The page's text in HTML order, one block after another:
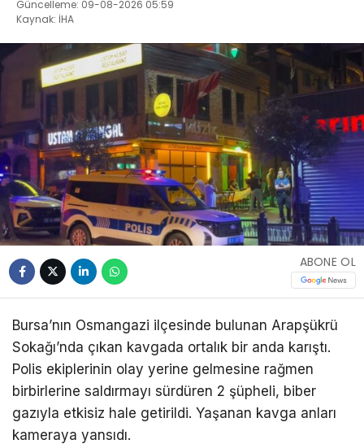
Güncelleme: 09-08-2026 05:59
Kaynak: İHA
ABONE OL
Bursa’nın Osmangazi ilçesinde bulunan Arapşükrü
Sokağı’nda çıkan kavgada ortalık bir anda karıştı.
Polis ekiplerinin olay yerine gelmesine rağmen
birbirlerine saldırmayı sürdüren 2 şüpheli, biber
gazıyla etkisiz hale getirildi. Yaşanan kavga anları
kameraya yansıdı.